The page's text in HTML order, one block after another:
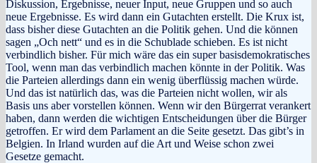
Diskussion, Ergebnisse, neuer Input, neue Gruppen und so auch
neue Ergebnisse. Es wird dann ein Gutachten erstellt. Die Krux ist,
dass bisher diese Gutachten an die Politik gehen. Und die können
sagen „Och nett“ und es in die Schublade schieben. Es ist nicht
verbindlich bisher. Für mich wäre das ein super basisdemokratisches
Tool, wenn man das verbindlich machen könnte in der Politik. Was
die Parteien allerdings dann ein wenig überflüssig machen würde.
Und das ist natürlich das, was die Parteien nicht wollen, wir als
Basis uns aber vorstellen können. Wenn wir den Bürgerrat verankert
haben, dann werden die wichtigen Entscheidungen über die Bürger
getroffen. Er wird dem Parlament an die Seite gesetzt. Das gibt’s in
Belgien. In Irland wurden auf die Art und Weise schon zwei
Gesetze gemacht.